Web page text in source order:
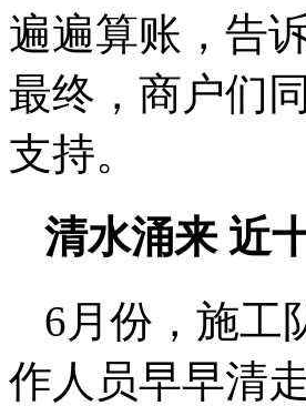
遍遍算账，告
最终，商户们
支持。
清水涌来 近
6月份，施工
作人员早早清